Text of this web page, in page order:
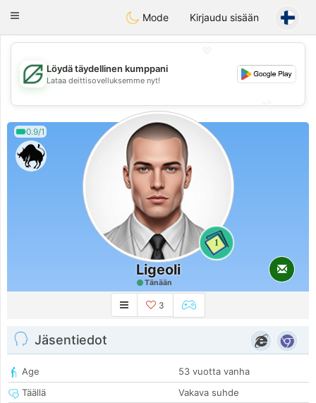
GulfDating
Toggle
Mode Kirjaudu sisään
💖
💕
Löydä täydellinen kumppani
Lataa deittisovelluksemme nyt!
0.9/1
1
Ligeoli
Tänään
3
Jäsentiedot
Age
53 vuotta vanha
Täällä
Vakava suhde